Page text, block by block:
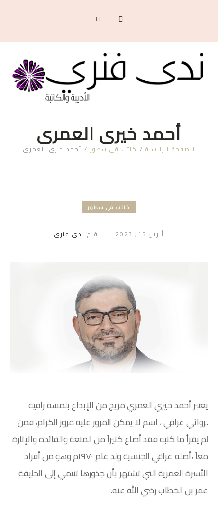
أحمد خيري العمري
الصفحة الرئيسية / كاتب في سطور / أحمد خيري العمري
كاتب في سطور
أبريل 15, 2023 بقلم ندى فنري
يعتبر أحمد خيري العمري مزيج من الإبداع بلمسة راقية
..روائي عراقي ، اسم لا يمكن المرور عليه مرور الكرام، فمن
لم يقرأ ما كتبه فقد أضاع كثيراً من المتعة والفائدة والإثارة
معاً ،أصله عراقي الجنسية ولد عام ١٩٧٠م وهو من أفراد
الأسرة العمرية التي تشتهر بأن جذورها تنتمي إلى الخليفة
عمر بن الخطاب رضي الله عنه.